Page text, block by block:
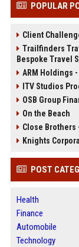
POPULAR
Client
Trailfinders
Bespoke Travel
ARM Holdings
ITV Studios
OSB Group
On the Beach
Close Brothers
Knights
POST
Health
Finance
Automobile
Technology